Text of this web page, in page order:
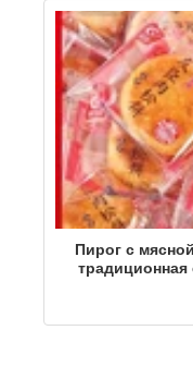
Пирог с
традиционная
заменяющие